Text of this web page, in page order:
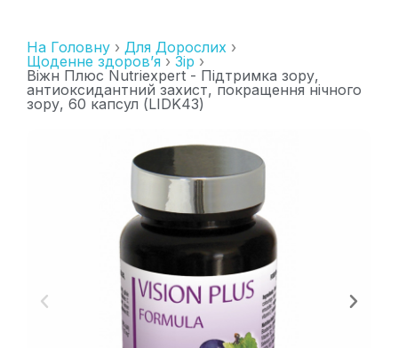
На Головну
Для Дорослих
Щоденне здоров’я
Зір
Віжн Плюс Nutriexpert - Підтримка зору,
антиоксидантний захист, покращення нічного
зору, 60 капсул (LIDK43)